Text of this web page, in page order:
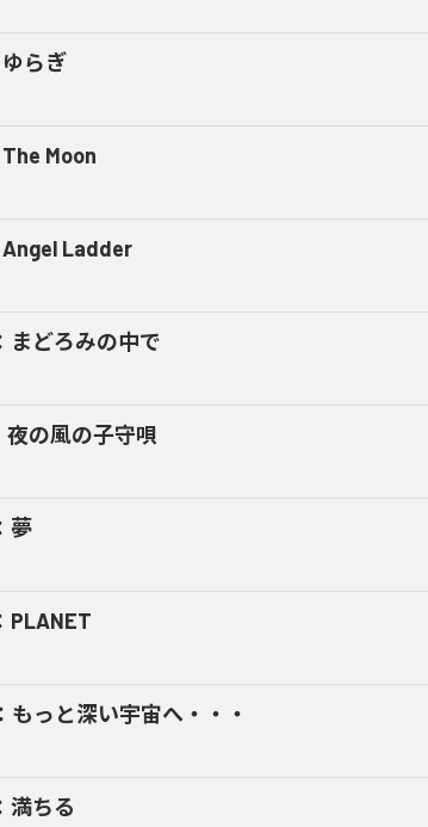
ゆらぎ
The Moon
Angel Ladder
まどろみの中で
夜の風の子守唄
夢
PLANET
： もっと深い宇宙へ・・・
満ちる